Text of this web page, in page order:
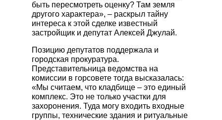
быть пересмотреть оценку? Там земля
другого характера», – раскрыл тайну
интереса к этой сделке известный
застройщик и депутат Алексей Джулай.
Позицию депутатов поддержала и
городская прокуратура.
Представительница ведомства на
комиссии в горсовете тогда высказалась:
«Мы считаем, что кладбище – это единый
комплекс. Это не только участки для
захоронения. Туда могу входить входные
группы, технические здания и ритуальные